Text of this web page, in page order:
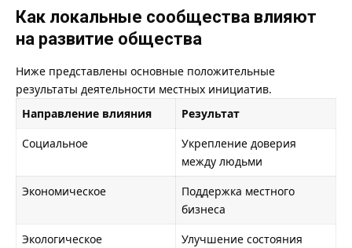
Как локальные сообщества влияют
на развитие общества
Ниже представлены основные положительные
результаты деятельности местных инициатив.
Направление влияния
Результат
Социальное
Укрепление доверия
между людьми
Экономическое
Поддержка местного
бизнеса
Экологическое
Улучшение состояния